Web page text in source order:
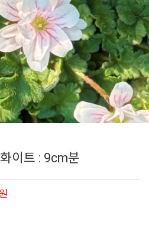
라늄
이트 : 9cm분